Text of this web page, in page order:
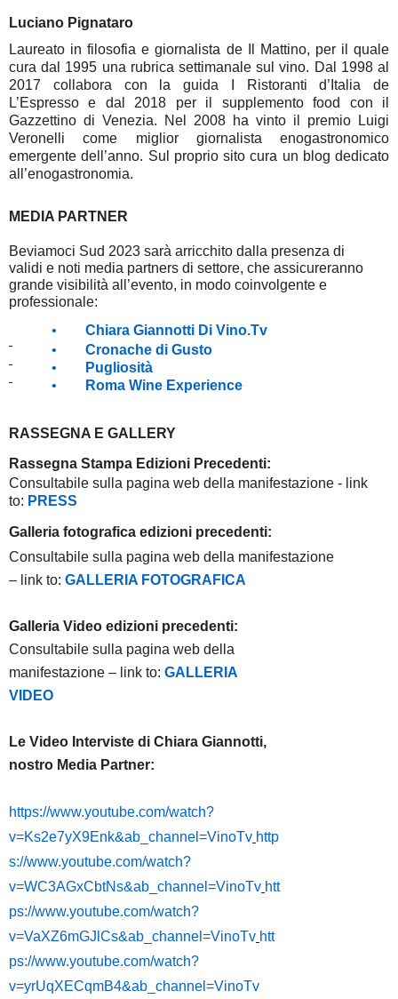
Luciano Pignataro
Laureato in filosofia e giornalista de Il Mattino, per il quale
cura dal 1995 una rubrica settimanale sul vino. Dal 1998 al
2017 collabora con la guida I Ristoranti d’Italia de
L’Espresso e dal 2018 per il supplemento food con il
Gazzettino di Venezia. Nel 2008 ha vinto il premio Luigi
Veronelli come miglior giornalista enogastronomico
emergente dell’anno. Sul proprio sito cura un blog dedicato
all’enogastronomia.
MEDIA PARTNER
Beviamoci Sud 2023 sarà arricchito dalla presenza di
validi e noti media partners di settore, che assicureranno
grande visibilità all’evento, in modo coinvolgente e
professionale:
•
Chiara Giannotti Di Vino.Tv
•
Cronache di Gusto
•
Pugliosità
•
Roma Wine Experience
RASSEGNA E GALLERY
Rassegna Stampa Edizioni Precedenti:
Consultabile sulla pagina web della manifestazione - link
to: PRESS
Galleria fotografica edizioni precedenti:
Consultabile sulla pagina web della manifestazione
– link to: GALLERIA FOTOGRAFICA
Galleria Video edizioni precedenti:
Consultabile sulla pagina web della
manifestazione – link to: GALLERIA
VIDEO
Le Video Interviste di Chiara Giannotti,
nostro Media Partner:
https://www.youtube.com/watch?
v=Ks2e7yX9Enk&ab_channel=VinoTv http
s://www.youtube.com/watch?
v=WC3AGxCbtNs&ab_channel=VinoTv htt
ps://www.youtube.com/watch?
v=VaXZ6mGJlCs&ab_channel=VinoTv htt
ps://www.youtube.com/watch?
v=yrUqXECqmB4&ab_channel=VinoTv